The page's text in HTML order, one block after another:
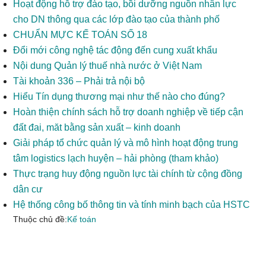
Hoạt động hỗ trợ đào tạo, bồi dưỡng nguồn nhân lực
cho DN thông qua các lớp đào tạo của thành phố
CHUẨN MỰC KẾ TOÁN SỐ 18
Đổi mới công nghệ tác động đến cung xuất khẩu
Nội dung Quản lý thuế nhà nước ở Việt Nam
Tài khoản 336 – Phải trả nội bộ
Hiểu Tín dụng thương mại như thế nào cho đúng?
Hoàn thiện chính sách hỗ trợ doanh nghiệp về tiếp cận
đất đai, măt bằng sản xuất – kinh doanh
Giải pháp tổ chức quản lý và mô hình hoạt động trung
tâm logistics lạch huyện – hải phòng (tham khảo)
Thực trạng huy động nguồn lực tài chính từ cộng đồng
dân cư
Hệ thống công bố thông tin và tính minh bạch của HSTC
Thuộc chủ đề:Kế toán